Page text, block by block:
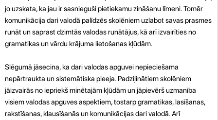
jo uzskata, ka jau ir sasnieguši pietiekamu zināšanu līmeni. Tomēr
komunikācija dari valodā palīdzēs skolēniem uzlabot savas prasmes
runāt un saprast dzimtās valodas runātājus, kā arī izvairīties no
gramatikas un vārdu krājuma lietošanas kļūdām.
Slēgumā jāsecina, ka dari valodas apguvei nepieciešama
nepārtraukta un sistemātiska pieeja. Padziļinātiem skolēniem
jāizvairās no iepriekš minētajām kļūdām un jāpievērš uzmanība
visiem valodas apguves aspektiem, tostarp gramatikas, lasīšanas,
rakstīšanas, klausīšanās un komunikācijas dari valodā. Arī